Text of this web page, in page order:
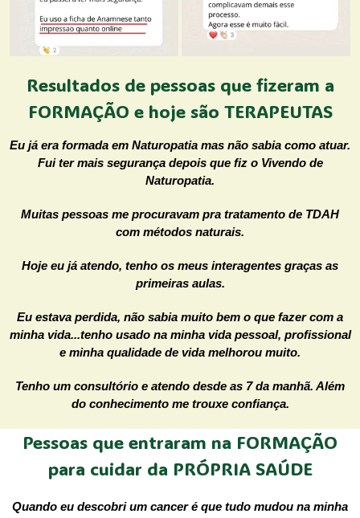
Resultados de pessoas que fizeram a
FORMAÇÃO e hoje são TERAPEUTAS
Eu já era formada em Naturopatia mas não sabia como atuar.
Fui ter mais segurança depois que fiz o Vivendo de
Naturopatia.
Muitas pessoas me procuravam pra tratamento de TDAH
com métodos naturais.
Hoje eu já atendo, tenho os meus interagentes graças as
primeiras aulas.
Eu estava perdida, não sabia muito bem o que fazer com a
minha vida...tenho usado na minha vida pessoal, profissional
e minha qualidade de vida melhorou muito.
Tenho um consultório e atendo desde as 7 da manhã. Além
do conhecimento me trouxe confiança.
Pessoas que entraram na FORMAÇÃO
para cuidar da PRÓPRIA SAÚDE
Quando eu descobri um cancer é que tudo mudou na minha